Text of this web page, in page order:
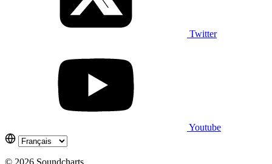
Twitter
Youtube
© 2026 Soundcharts